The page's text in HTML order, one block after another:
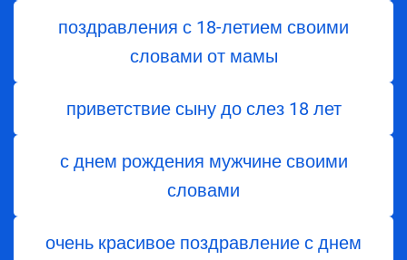
поздравления с 18-летием своими
словами от мамы
приветствие сыну до слез 18 лет
с днем рождения мужчине своими
словами
очень красивое поздравление с днем